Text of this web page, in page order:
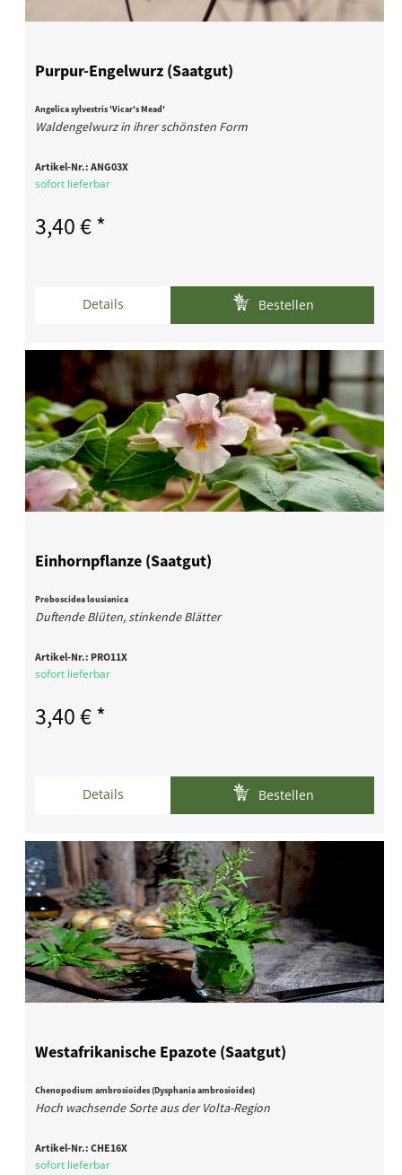
Purpur-Engelwurz (Saatgut)
Angelica sylvestris 'Vicar's Mead'
Waldengelwurz in ihrer schönsten Form
Artikel-Nr.:ANG03X
sofort lieferbar
3,40 € *
Details Bestellen
Einhornpflanze (Saatgut)
Proboscidea lousianica
Duftende Blüten, stinkende Blätter
Artikel-Nr.: PRO11X
sofort lieferbar
3,40 € *
Details Bestellen
Westafrikanische Epazote (Saatgut)
Chenopodium ambrosioides (Dysphania ambrosioides)
Hoch wachsende Sorte aus der Volta-Region
Artikel-Nr.:CHE16X
sofort lieferbar